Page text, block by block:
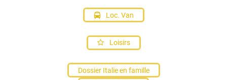
Loc. Van
Loisirs
Dossier Italie en famille